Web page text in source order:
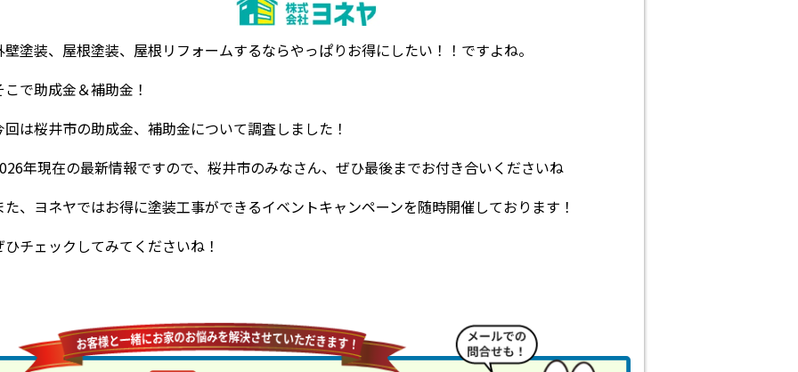
壁塗装、屋根塗装、屋根リフォームするならやっぱりお得にしたい！！ですよね。
こで助成金＆補助金！
回は桜井市の助成金、補助金について調査しました！
年現在の最新情報ですので、桜井市のみなさん、ぜひ最後までお付き合いくださいね
た、ヨネヤではお得に塗装工事ができるイベントキャンペーンを随時開催しております！
ひチェックしてみてくださいね！